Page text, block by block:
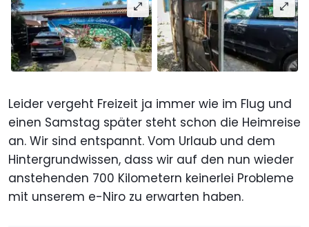
Leider vergeht Freizeit ja immer wie im Flug und
einen Samstag später steht schon die Heimreise
an. Wir sind entspannt. Vom Urlaub und dem
Hintergrundwissen, dass wir auf den nun wieder
anstehenden 700 Kilometern keinerlei Probleme
mit unserem e-Niro zu erwarten haben.